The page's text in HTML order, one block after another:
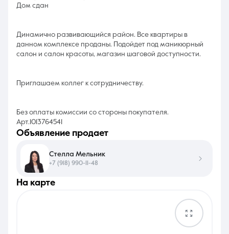
Дом сдан
Динамично развивающийся район. Все квартиры в
данном комплексе проданы. Подойдет под маникюрный
салон и салон красоты, магазин шаговой доступности.
Приглашаем коллег к сотрудничеству.
Без оплаты комиссии со стороны покупателя.
Арт.1013764541
на карте
объявление продает
Стелла Мельник
+7 (918) 990-11-48